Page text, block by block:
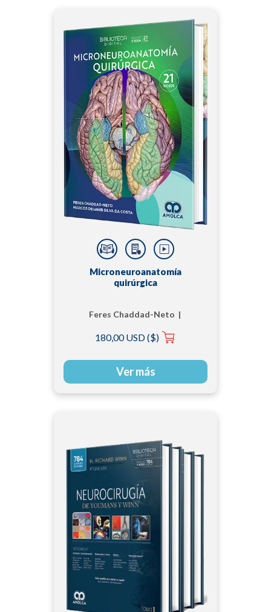
Microneuroanatomía
quirúrgica
Feres Chaddad-Neto |
da Costa
180,00 USD ($)
Ver más